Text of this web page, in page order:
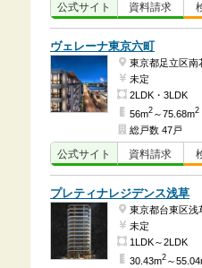
公式サイト 資料請求
ヴェレーナ東京六町
東京都足立区南
未定
2LDK・3LDK
56m2 ～75.68m2
総戸数 47戸
公式サイト 資料請求
プレティナレジデンス浅草
東京都台東区浅
未定
1LDK～2LDK
30.43m2 ～